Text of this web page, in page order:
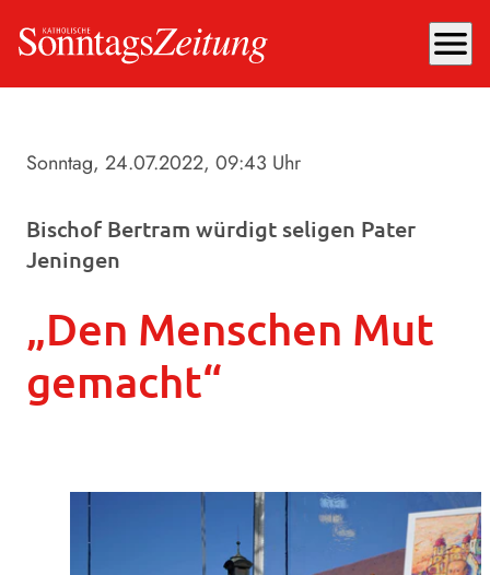
menu
Sonntag, 24.07.2022, 09:43 Uhr
Bischof Bertram würdigt seligen Pater
Jeningen
„Den Menschen Mut
gemacht“